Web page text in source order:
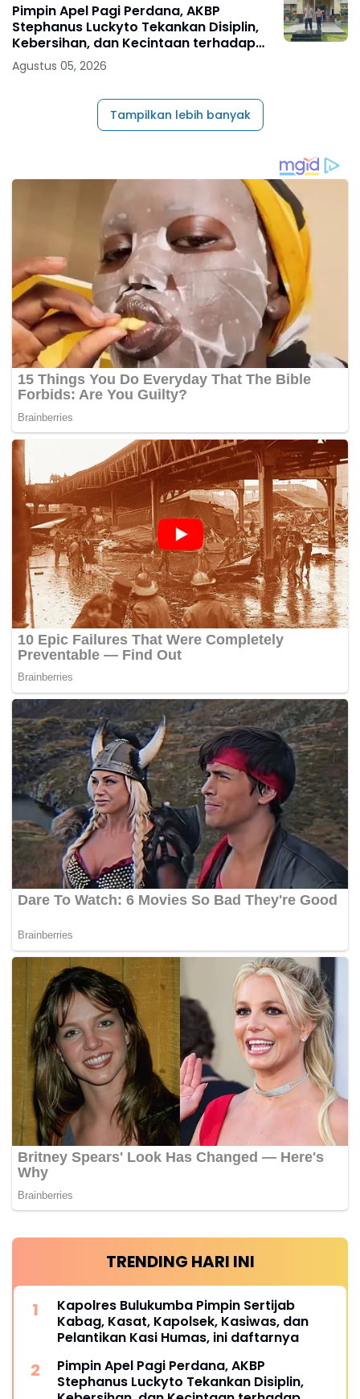
Pimpin Apel Pagi Perdana, AKBP
Stephanus Luckyto Tekankan Disiplin,
Kebersihan, dan Kecintaan terhadap
Organisasi
Agustus 05, 2026
Tampilkan lebih banyak
TRENDING HARI INI
Kapolres Bulukumba Pimpin Sertijab
Kabag, Kasat, Kapolsek, Kasiwas, dan
Pelantikan Kasi Humas, ini daftarnya
Pimpin Apel Pagi Perdana, AKBP
Stephanus Luckyto Tekankan Disiplin,